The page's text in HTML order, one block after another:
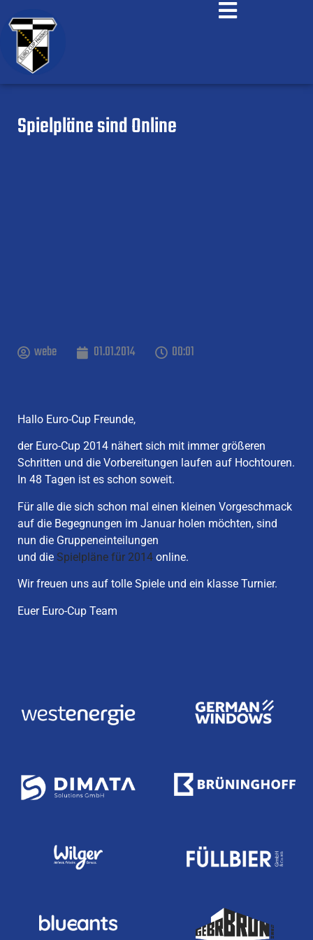
Spielpläne sind Online
webe 01.01.2014 00:01
Hallo Euro-Cup Freunde,
der Euro-Cup 2014 nähert sich mit immer größeren
Schritten und die Vorbereitungen laufen auf Hochtouren.
In 48 Tagen ist es schon soweit.
Für alle die sich schon mal einen kleinen Vorgeschmack
auf die Begegnungen im Januar holen möchten, sind
nun die Gruppeneinteilungen
und die Spielpläne für 2014 online.
Wir freuen uns auf tolle Spiele und ein klasse Turnier.
Euer Euro-Cup Team